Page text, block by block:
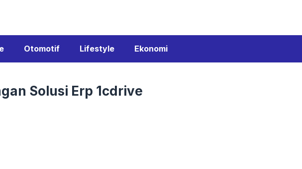
Otomotif Lifestyle Ekonomi
Solusi Erp 1cdrive